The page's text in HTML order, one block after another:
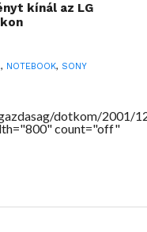
kínál az LG
, NOTEBOOK, SONY
dotkom/2001/
count="off"